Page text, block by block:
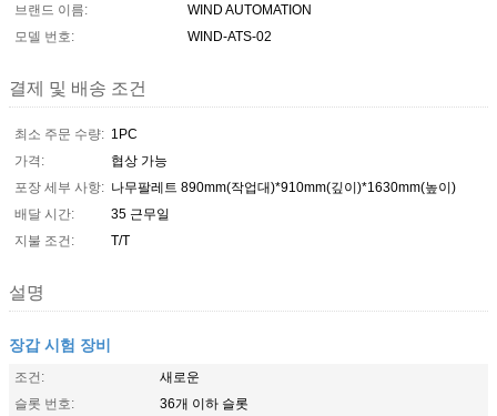
브랜드 이름:
WIND AUTOMATION
모델 번호:
WIND-ATS-02
결제 및 배송 조건
최소 주문 수량: 1PC
가격:
협상 가능
포장 세부 사항: 나무팔레트 890mm(작업대)*910mm(깊이)*1630mm(높이)
배달 시간:
35 근무일
지불 조건:
T/T
설명
장갑 시험 장비
조건:
새로운
슬롯 번호:
36개 이하 슬롯